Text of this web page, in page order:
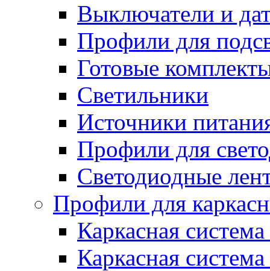
Выключатели и
Профили для
Готовые
Светильники
Источники
Профили для
Светодиодные
Профили для
Каркасная
Каркасная